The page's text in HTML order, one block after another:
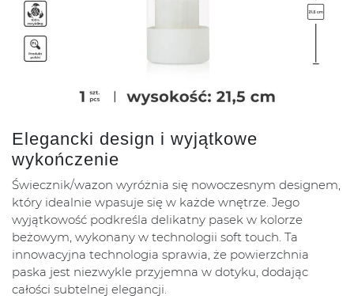
Elegancki design i wyjątkowe
wykończenie
Świecznik/wazon wyróżnia się nowoczesnym designem,
który idealnie wpasuje się w każde wnętrze. Jego
wyjątkowość podkreśla delikatny pasek w kolorze
beżowym, wykonany w technologii soft touch. Ta
innowacyjna technologia sprawia, że powierzchnia
paska jest niezwykle przyjemna w dotyku, dodając
całości subtelnej elegancji.